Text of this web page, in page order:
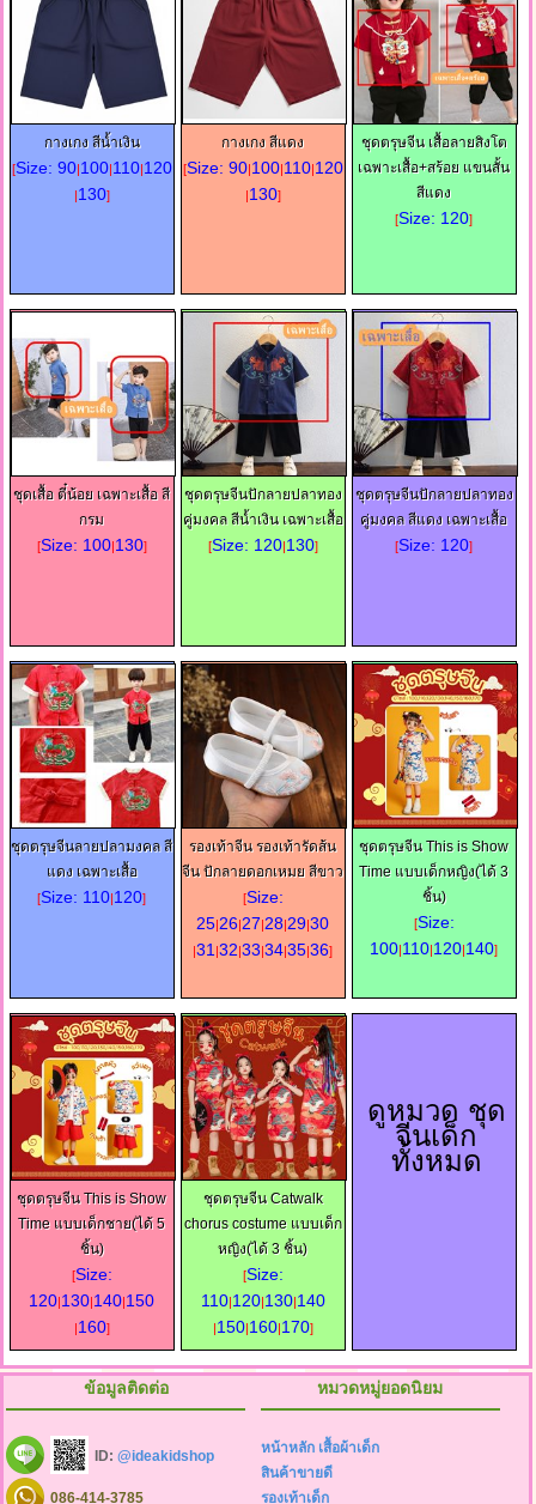
กางเกง สีน้ำเงิน
[Size: 90|100|110|120
|130]
กางเกง สีแดง
[Size: 90|100|110|120
|130]
ชุดตรุษจีน เสื้อลายสิงโต
เฉพาะเสื้อ+สร้อย แขนสั้น
สีแดง
[Size: 120]
ชุดเสื้อ ตี๋น้อย เฉพาะเสื้อ สี
กรม
[Size: 100|130]
ชุดตรุษจีนปักลายปลาทอง
คู่มงคล สีน้ำเงิน เฉพาะเสื้อ
[Size: 120|130]
ชุดตรุษจีนปักลายปลาทอง
คู่มงคล สีแดง เฉพาะเสื้อ
[Size: 120]
ชุดตรุษจีนลายปลามงคล สี
แดง เฉพาะเสื้อ
[Size: 110|120]
รองเท้าจีน รองเท้ารัดส้น
จีน ปักลายดอกเหมย สีขาว
[Size:
25|26|27|28|29|30
|31 |32|33|34|35|36]
ชุดตรุษจีน This is Show
Time แบบเด็กหญิง(ได้ 3
ชิ้น)
[Size:
100|110|120|140]
ชุดตรุษจีน This is Show
Time แบบเด็กชาย(ได้ 5
ชิ้น)
[Size:
120|130|140|150
|160]
ชุดตรุษจีน Catwalk
chorus costume แบบเด็ก
หญิง(ได้ 3 ชิ้น)
[Size:
110|120|130|140
|150|160|170]
ดูหมวด ชุด
จีนเด็ก
ทั้งหมด
ข้อมูลติดต่อ
ID: @ideakidshop
086-414-3785
หมวดหมู่ยอดนิยม
หน้าหลัก เสื้อผ้าเด็ก
สินค้าขายดี
รองเท้าเด็ก